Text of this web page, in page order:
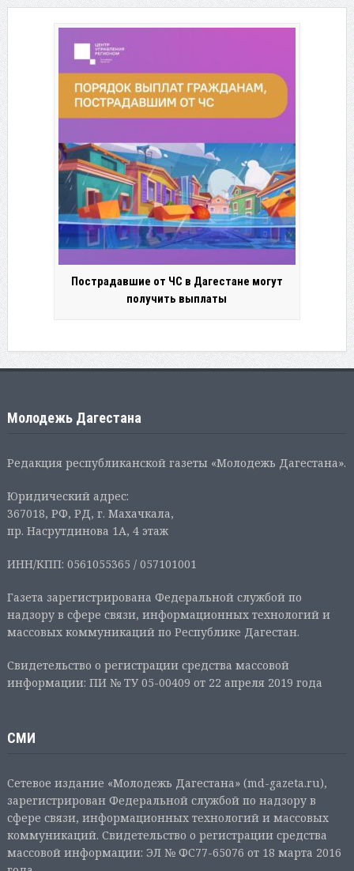
Пострадавшие от ЧС в Дагестане могут
получить выплаты
Молодежь Дагестана
Редакция республиканской газеты «Молодежь Дагестана».
Юридический адрес:
367018, РФ, РД, г. Махачкала,
пр. Насрутдинова 1А, 4 этаж
ИНН/КПП: 0561055365 / 057101001
Газета зарегистрирована Федеральной службой по
надзору в сфере связи, информационных технологий и
массовых коммуникаций по Республике Дагестан.
Свидетельство о регистрации средства массовой
информации: ПИ № ТУ 05-00409 от 22 апреля 2019 года
СМИ
Сетевое издание «Молодежь Дагестана» (md-gazeta.ru),
зарегистрирован Федеральной службой по надзору в
сфере связи, информационных технологий и массовых
коммуникаций. Свидетельство о регистрации средства
массовой информации: ЭЛ № ФС77-65076 от 18 марта 2016